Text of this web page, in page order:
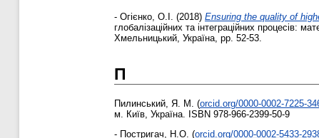
- Огієнко, О.І. (2018) Ensuring the quality of
глобалізаційних та інтеграційних процесів:
Хмельницький, Україна, pp. 52-53.
П
Пилинський, Я. М. (orcid.org/0000-0002-7225-
м. Київ, Україна. ISBN 978-966-2399-50-9
- Постригач, Н.О. (orcid.org/0000-0002-5433-